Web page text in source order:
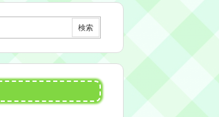
す。 ※申し込みをされ
の座談会とは違う場
お話をしてお昼の軽食
切り：2026年7月24日